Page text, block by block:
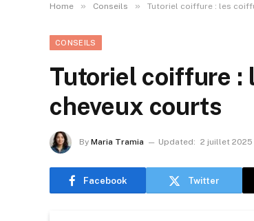
Home » Conseils » Tutoriel coiffure : les
CONSEILS
Tutoriel coiffure :
cheveux courts
By Maria Tramia Updated: 2 juillet 2025
Facebook Twitter